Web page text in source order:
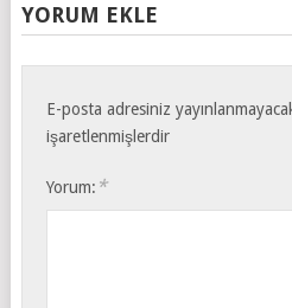
YORUM EKLE
E-posta adresiniz
işaretlenmişlerdir
Yorum: *